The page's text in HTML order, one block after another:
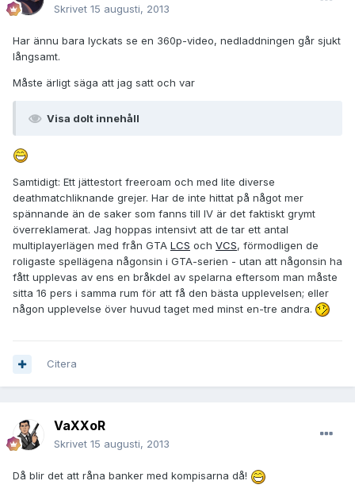
Skrivet 15 augusti, 2013
Har ännu bara lyckats se en 360p-video, nedladdningen går sjukt
långsamt.
Måste ärligt säga att jag satt och var
Visa dolt innehåll
Samtidigt: Ett jättestort freeroam och med lite diverse
deathmatchliknande grejer. Har de inte hittat på något mer
spännande än de saker som fanns till IV är det faktiskt grymt
överreklamerat. Jag hoppas intensivt att de tar ett antal
multiplayerlägen med från GTA LCS och VCS, förmodligen de
roligaste spellägena någonsin i GTA-serien - utan att någonsin ha
fått upplevas av ens en bråkdel av spelarna eftersom man måste
sitta 16 pers i samma rum för att få den bästa upplevelsen; eller
någon upplevelse över huvud taget med minst en-tre andra.
Citera
VaXXoR
Skrivet 15 augusti, 2013
Då blir det att råna banker med kompisarna då!